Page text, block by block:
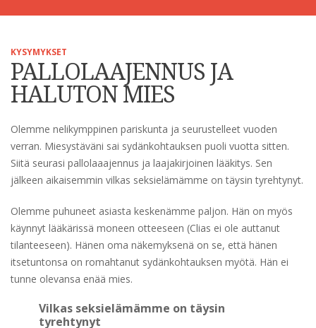
KYSYMYKSET
PALLOLAAJENNUS JA
HALUTON MIES
Olemme nelikymppinen pariskunta ja seurustelleet vuoden
verran. Miesystäväni sai sydänkohtauksen puoli vuotta sitten.
Siitä seurasi pallolaaajennus ja laajakirjoinen lääkitys. Sen
jälkeen aikaisemmin vilkas seksielämämme on täysin tyrehtynyt.
Olemme puhuneet asiasta keskenämme paljon. Hän on myös
käynnyt lääkärissä moneen otteeseen (Clias ei ole auttanut
tilanteeseen). Hänen oma näkemyksenä on se, että hänen
itsetuntonsa on romahtanut sydänkohtauksen myötä. Hän ei
tunne olevansa enää mies.
Vilkas seksielämämme on täysin
tyrehtynyt